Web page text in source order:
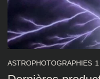
ASTROPHOTOGRAPHIES